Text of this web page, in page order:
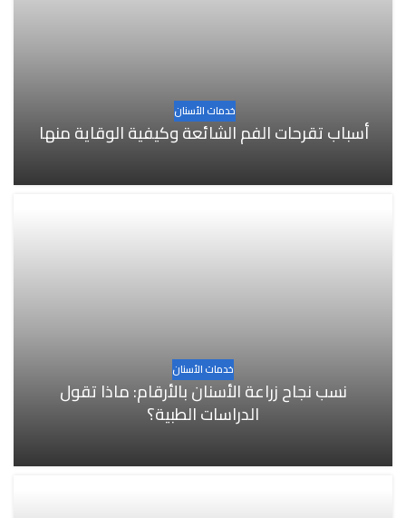
خدمات الأسنان
أسباب تقرحات الفم الشائعة وكيفية الوقاية منها
خدمات الأسنان
نسب نجاح زراعة الأسنان بالأرقام: ماذا تقول
الدراسات الطبية؟